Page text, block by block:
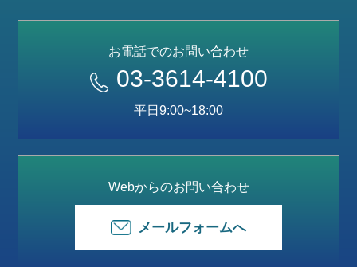
お電話でのお問い合わせ
03-3614-4100
平日9:00~18:00
Webからのお問い合わせ
メールフォームへ